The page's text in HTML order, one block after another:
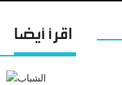
اقرأ أيضا